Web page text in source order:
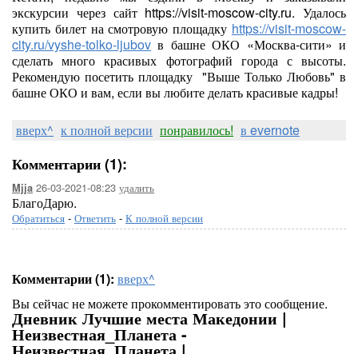
экскурсии через сайт https://visit-moscow-city.ru. Удалось
купить билет на смотровую площадку https://visit-moscow-
city.ru/vyshe-tolko-ljubov в башне ОКО «Москва-сити» и
сделать много красивых фотографий города с высоты.
Рекомендую посетить площадку "Выше Только Любовь" в
башне ОКО и вам, если вы любите делать красивые кадры!
вверх^ к полной версии понравилось! в evernote
Комментарии (1):
Mjja 26-03-2021-08:23 удалить
БлагоДарю.
Обратиться - Ответить - К полной версии
Комментарии (1): вверх^
Вы сейчас не можете прокомментировать это сообщение.
Дневник Лучшие места Македонии |
Неизвестная_Планета -